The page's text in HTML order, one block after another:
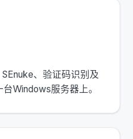
、验证码识别及
Windows服务器上。